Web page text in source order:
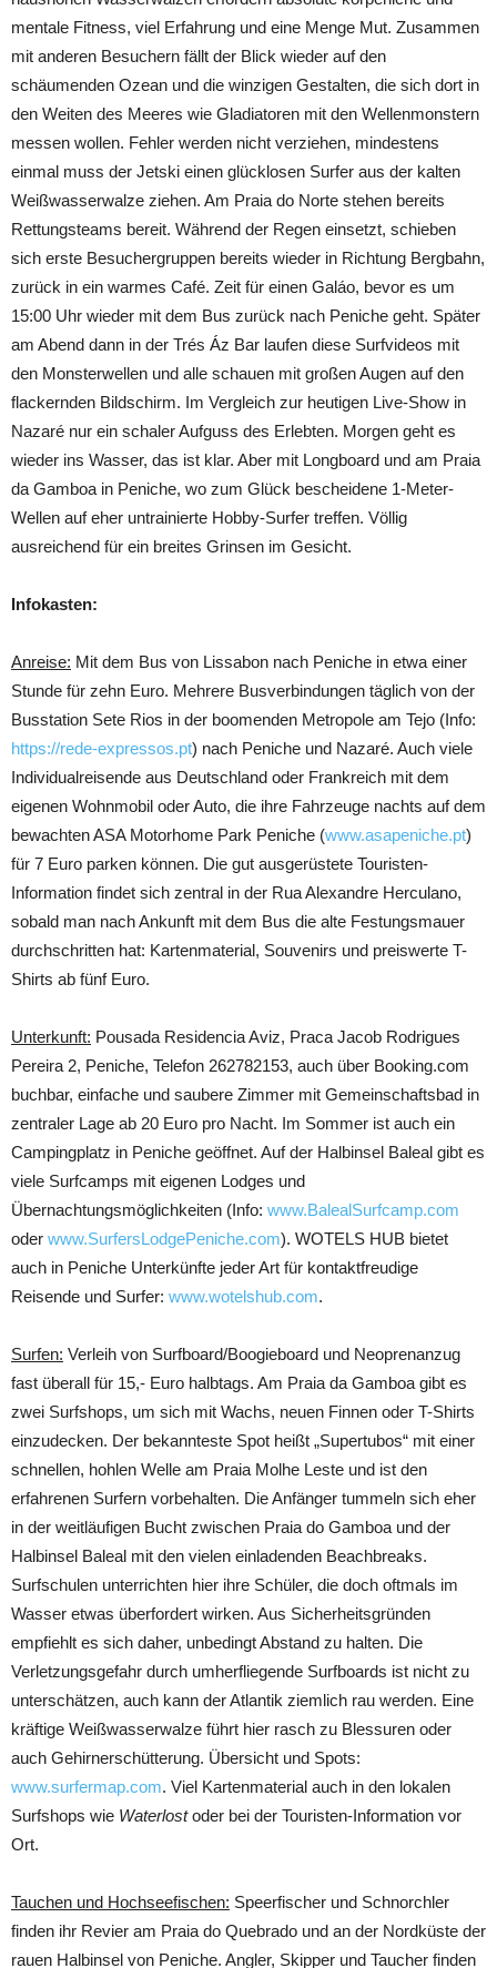
mentale Fitness, viel Erfahrung und eine Menge Mut. Zusammen
mit anderen Besuchern fällt der Blick wieder auf den
schäumenden Ozean und die winzigen Gestalten, die sich dort in
den Weiten des Meeres wie Gladiatoren mit den Wellenmonstern
messen wollen. Fehler werden nicht verziehen, mindestens
einmal muss der Jetski einen glücklosen Surfer aus der kalten
Weißwasserwalze ziehen. Am Praia do Norte stehen bereits
Rettungsteams bereit. Während der Regen einsetzt, schieben
sich erste Besuchergruppen bereits wieder in Richtung Bergbahn,
zurück in ein warmes Café. Zeit für einen Galáo, bevor es um
15:00 Uhr wieder mit dem Bus zurück nach Peniche geht. Später
am Abend dann in der Trés Áz Bar laufen diese Surfvideos mit
den Monsterwellen und alle schauen mit großen Augen auf den
flackernden Bildschirm. Im Vergleich zur heutigen Live-Show in
Nazaré nur ein schaler Aufguss des Erlebten. Morgen geht es
wieder ins Wasser, das ist klar. Aber mit Longboard und am Praia
da Gamboa in Peniche, wo zum Glück bescheidene 1-Meter-
Wellen auf eher untrainierte Hobby-Surfer treffen. Völlig
ausreichend für ein breites Grinsen im Gesicht.
Infokasten:
Anreise: Mit dem Bus von Lissabon nach Peniche in etwa einer
Stunde für zehn Euro. Mehrere Busverbindungen täglich von der
Busstation Sete Rios in der boomenden Metropole am Tejo (Info:
https://rede-expressos.pt) nach Peniche und Nazaré. Auch viele
Individualreisende aus Deutschland oder Frankreich mit dem
eigenen Wohnmobil oder Auto, die ihre Fahrzeuge nachts auf dem
bewachten ASA Motorhome Park Peniche (www.asapeniche.pt)
für 7 Euro parken können. Die gut ausgerüstete Touristen-
Information findet sich zentral in der Rua Alexandre Herculano,
sobald man nach Ankunft mit dem Bus die alte Festungsmauer
durchschritten hat: Kartenmaterial, Souvenirs und preiswerte T-
Shirts ab fünf Euro.
Unterkunft: Pousada Residencia Aviz, Praca Jacob Rodrigues
Pereira 2, Peniche, Telefon 262782153, auch über Booking.com
buchbar, einfache und saubere Zimmer mit Gemeinschaftsbad in
zentraler Lage ab 20 Euro pro Nacht. Im Sommer ist auch ein
Campingplatz in Peniche geöffnet. Auf der Halbinsel Baleal gibt es
viele Surfcamps mit eigenen Lodges und
Übernachtungsmöglichkeiten (Info: www.BalealSurfcamp.com
oder www.SurfersLodgePeniche.com). WOTELS HUB bietet
auch in Peniche Unterkünfte jeder Art für kontaktfreudige
Reisende und Surfer: www.wotelshub.com.
Surfen: Verleih von Surfboard/Boogieboard und Neoprenanzug
fast überall für 15,- Euro halbtags. Am Praia da Gamboa gibt es
zwei Surfshops, um sich mit Wachs, neuen Finnen oder T-Shirts
einzudecken. Der bekannteste Spot heißt „Supertubos“ mit einer
schnellen, hohlen Welle am Praia Molhe Leste und ist den
erfahrenen Surfern vorbehalten. Die Anfänger tummeln sich eher
in der weitläufigen Bucht zwischen Praia do Gamboa und der
Halbinsel Baleal mit den vielen einladenden Beachbreaks.
Surfschulen unterrichten hier ihre Schüler, die doch oftmals im
Wasser etwas überfordert wirken. Aus Sicherheitsgründen
empfiehlt es sich daher, unbedingt Abstand zu halten. Die
Verletzungsgefahr durch umherfliegende Surfboards ist nicht zu
unterschätzen, auch kann der Atlantik ziemlich rau werden. Eine
kräftige Weißwasserwalze führt hier rasch zu Blessuren oder
auch Gehirnerschütterung. Übersicht und Spots:
www.surfermap.com. Viel Kartenmaterial auch in den lokalen
Surfshops wie Waterlostoder bei der Touristen-Information vor
Ort.
Tauchen und Hochseefischen: Speerfischer und Schnorchler
finden ihr Revier am Praia do Quebrado und an der Nordküste der
rauen Halbinsel von Peniche. Angler, Skipper und Taucher finden